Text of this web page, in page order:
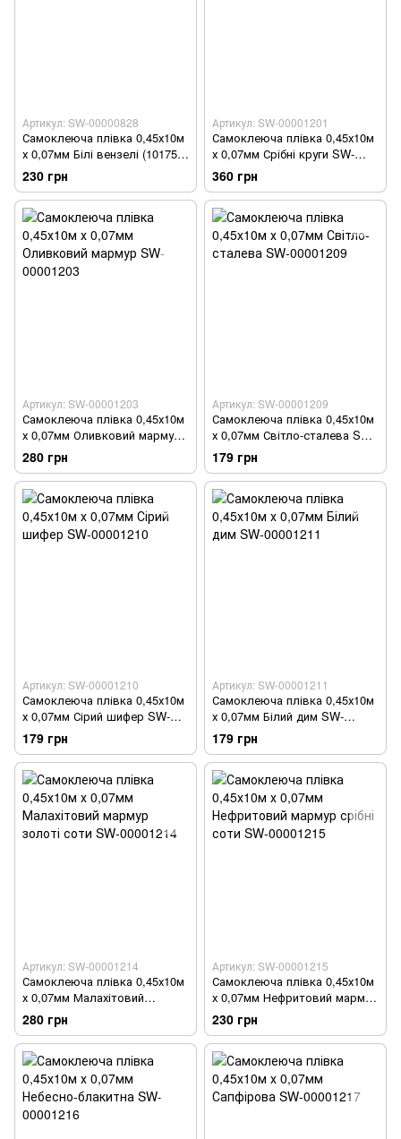
Артикул: SW-00000828
Самоклеюча плівка 0,45х10м
х 0,07мм Білі вензелі (10175)
SW-00000828
230 грн
Артикул: SW-00001201
Самоклеюча плівка 0,45х10м
х 0,07мм Срібні круги SW-
00001201
360 грн
Артикул: SW-00001203
Самоклеюча плівка 0,45х10м
х 0,07мм Оливковий мармур
SW-00001203
280 грн
Артикул: SW-00001209
Самоклеюча плівка 0,45х10м
х 0,07мм Світло-сталева SW-
00001209
179 грн
Артикул: SW-00001210
Самоклеюча плівка 0,45х10м
х 0,07мм Сірий шифер SW-
00001210
179 грн
Артикул: SW-00001211
Самоклеюча плівка 0,45х10м
х 0,07мм Білий дим SW-
00001211
179 грн
Артикул: SW-00001214
Самоклеюча плівка 0,45х10м
х 0,07мм Малахітовий
мармур золоті соти SW-
00001214
280 грн
Артикул: SW-00001215
Самоклеюча плівка 0,45х10м
х 0,07мм Нефритовий мармур
срібні соти SW-00001215
230 грн